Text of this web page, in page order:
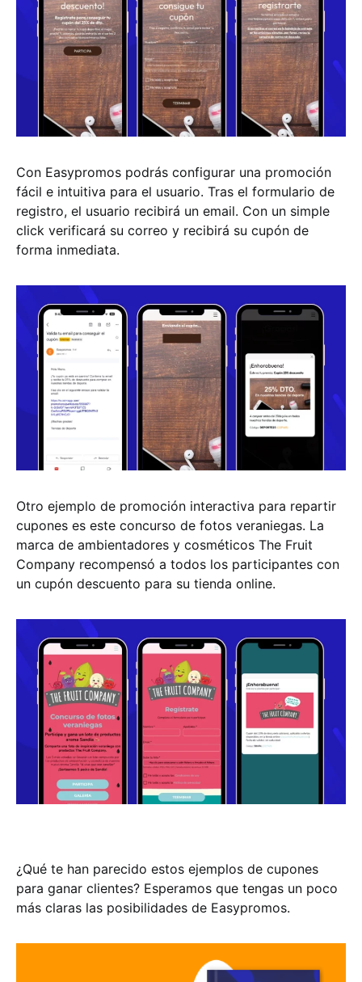
Con Easypromos podrás configurar una promoción
fácil e intuitiva para el usuario. Tras el formulario de
registro, el usuario recibirá un email. Con un simple
click verificará su correo y recibirá su cupón de
forma inmediata.
Otro ejemplo de promoción interactiva para repartir
cupones es este concurso de fotos veraniegas. La
marca de ambientadores y cosméticos The Fruit
Company recompensó a todos los participantes con
un cupón descuento para su tienda online.
¿Qué te han parecido estos ejemplos de cupones
para ganar clientes? Esperamos que tengas un poco
más claras las posibilidades de Easypromos.